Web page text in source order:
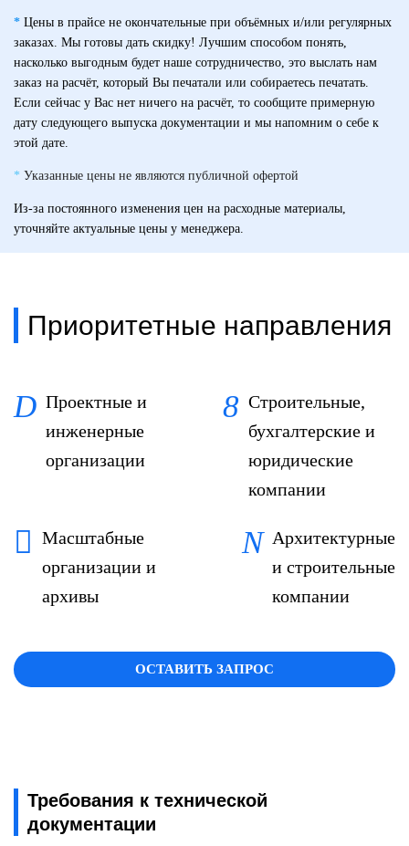
* Цены в прайсе не окончательные при объёмных и/или регулярных
заказах. Мы готовы дать скидку! Лучшим способом понять,
насколько выгодным будет наше сотрудничество, это выслать нам
заказ на расчёт, который Вы печатали или собираетесь печатать.
Если сейчас у Вас нет ничего на расчёт, то сообщите примерную
дату следующего выпуска документации и мы напомним о себе к
этой дате.
* Указанные цены не являются публичной офертой
Из-за постоянного изменения цен на расходные материалы,
уточняйте актуальные цены у менеджера.
Приоритетные направления
Проектные и
инженерные
организации
Строительные,
бухгалтерские и
юридические
компании
Масштабные
организации и
архивы
Архитектурные
и строительные
компании
ОСТАВИТЬ ЗАПРОС
Требования к технической
документации